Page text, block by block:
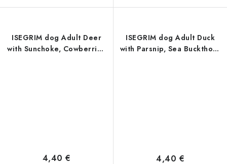
ISEGRIM dog Adult Deer
with Sunchoke, Cowberries
4,40 €
ISEGRIM dog Adult Duck
with Parsnip, Sea Buckthorn
4,40 €